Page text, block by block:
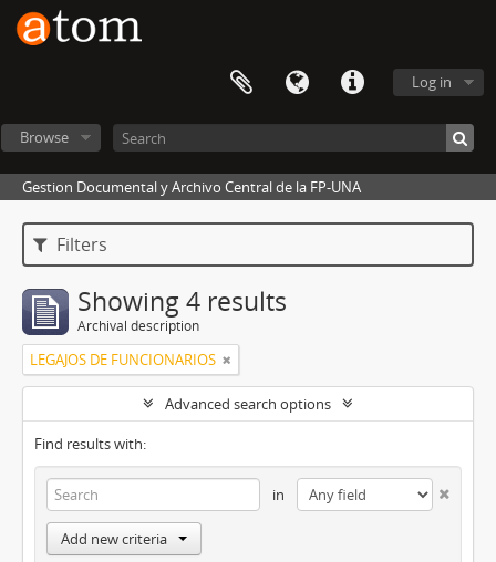
Log in
Browse
Gestion Documental y Archivo Central de la FP-UNA
Filters
Showing 4 results
Archival description
LEGAJOS DE FUNCIONARIOS
Advanced search options
Find results with:
in
Add new criteria